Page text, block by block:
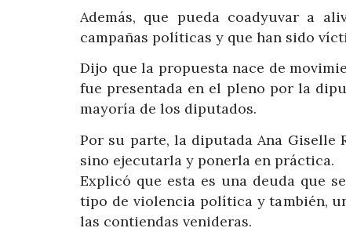
Además, que pueda coadyuvar a
campañas políticas y que han sido
Dijo que la propuesta nace de
fue presentada en el pleno por la
mayoría de los diputados.
Por su parte, la diputada Ana Giselle
sino ejecutarla y ponerla en práctica.
Explicó que esta es una deuda que
tipo de violencia política y también,
las contiendas venideras.